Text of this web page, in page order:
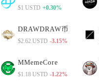
$1 USTD +0.30%
DRAWDRAW币
$2.62 USTD -3.15%
MMemeCore
$1.18 USTD -1.22%